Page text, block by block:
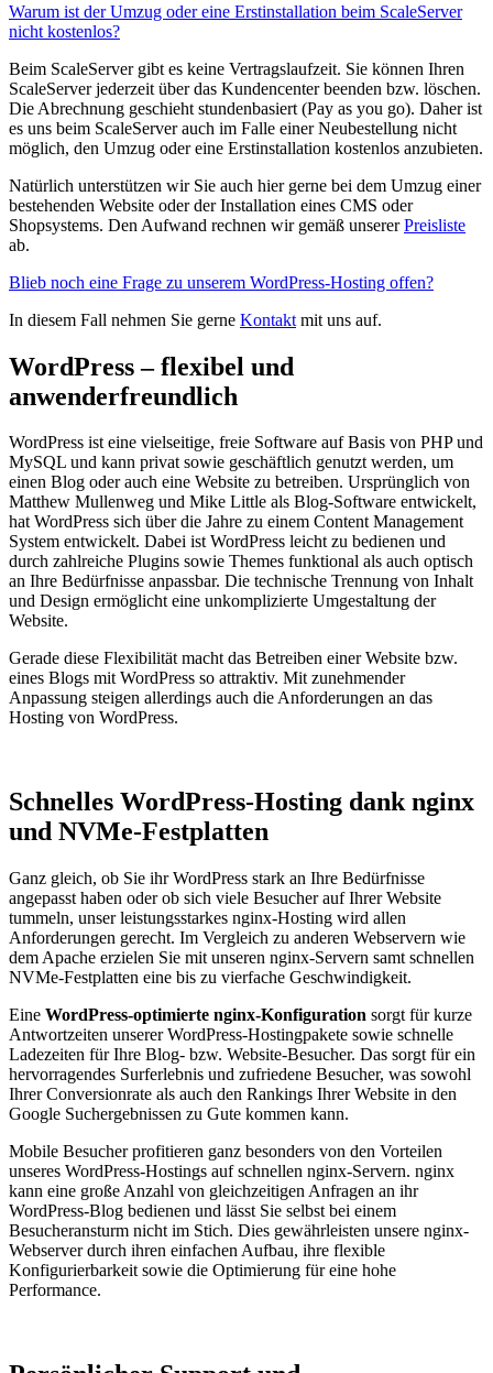
Warum ist der Umzug oder eine Erstinstallation beim ScaleServer
nicht kostenlos?
Beim ScaleServer gibt es keine Vertragslaufzeit. Sie können Ihren
ScaleServer jederzeit über das Kundencenter beenden bzw. löschen.
Die Abrechnung geschieht stundenbasiert (Pay as you go). Daher ist
es uns beim ScaleServer auch im Falle einer Neubestellung nicht
möglich, den Umzug oder eine Erstinstallation kostenlos anzubieten.
Natürlich unterstützen wir Sie auch hier gerne bei dem Umzug einer
bestehenden Website oder der Installation eines CMS oder
Shopsystems. Den Aufwand rechnen wir gemäß unsererPreisliste
ab.
Blieb noch eine Frage zu unserem WordPress-Hosting offen?
In diesem Fall nehmen Sie gerne Kontakt mit uns auf.
WordPress – flexibel und
anwenderfreundlich
WordPress ist eine vielseitige, freie Software auf Basis von PHP und
MySQL und kann privat sowie geschäftlich genutzt werden, um
einen Blog oder auch eine Website zu betreiben. Ursprünglich von
Matthew Mullenweg und Mike Little als Blog-Software entwickelt,
hat WordPress sich über die Jahre zu einem Content Management
System entwickelt. Dabei ist WordPress leicht zu bedienen und
durch zahlreiche Plugins sowie Themes funktional als auch optisch
an Ihre Bedürfnisse anpassbar. Die technische Trennung von Inhalt
und Design ermöglicht eine unkomplizierte Umgestaltung der
Website.
Gerade diese Flexibilität macht das Betreiben einer Website bzw.
eines Blogs mit WordPress so attraktiv. Mit zunehmender
Anpassung steigen allerdings auch die Anforderungen an das
Hosting von WordPress.
Schnelles WordPress-Hosting dank nginx
und NVMe-Festplatten
Ganz gleich, ob Sie ihr WordPress stark an Ihre Bedürfnisse
angepasst haben oder ob sich viele Besucher auf Ihrer Website
tummeln, unser leistungsstarkes nginx-Hosting wird allen
Anforderungen gerecht. Im Vergleich zu anderen Webservern wie
dem Apache erzielen Sie mit unseren nginx-Servern samt schnellen
NVMe-Festplatten eine bis zu vierfache Geschwindigkeit.
Eine WordPress-optimierte nginx-Konfiguration sorgt für kurze
Antwortzeiten unserer WordPress-Hostingpakete sowie schnelle
Ladezeiten für Ihre Blog- bzw. Website-Besucher. Das sorgt für ein
hervorragendes Surferlebnis und zufriedene Besucher, was sowohl
Ihrer Conversionrate als auch den Rankings Ihrer Website in den
Google Suchergebnissen zu Gute kommen kann.
Mobile Besucher profitieren ganz besonders von den Vorteilen
unseres WordPress-Hostings auf schnellen nginx-Servern. nginx
kann eine große Anzahl von gleichzeitigen Anfragen an ihr
WordPress-Blog bedienen und lässt Sie selbst bei einem
Besucheransturm nicht im Stich. Dies gewährleisten unsere nginx-
Webserver durch ihren einfachen Aufbau, ihre flexible
Konfigurierbarkeit sowie die Optimierung für eine hohe
Performance.